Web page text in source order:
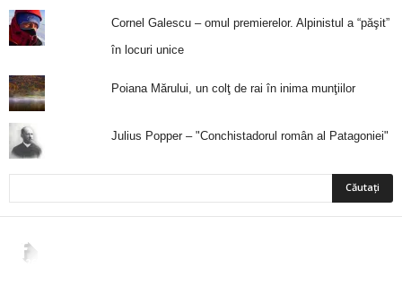
Cornel Galescu – omul premierelor. Alpinistul a “păşit”
în locuri unice
Poiana Mărului, un colţ de rai în inima munţiilor
Julius Popper – "Conchistadorul român al Patagoniei"
2,265